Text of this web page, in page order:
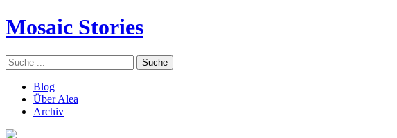
Mosaic Stories
Blog
Über Alea
Archiv